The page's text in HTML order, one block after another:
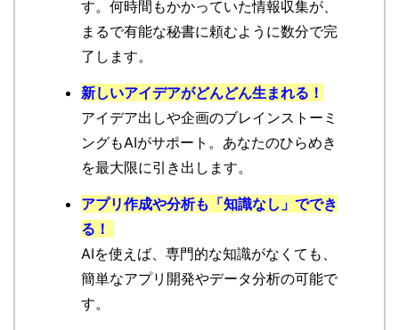
す。何時間もかかっていた情報収集が、
まるで有能な秘書に頼むように数分で完
了します。
新しいアイデアがどんどん生まれる！
アイデア出しや企画のブレインストーミ
ングもAIがサポート。あなたのひらめき
を最大限に引き出します。
アプリ作成や分析も「知識なし」ででき
る！
AIを使えば、専門的な知識がなくても、
簡単なアプリ開発やデータ分析の可能で
す。